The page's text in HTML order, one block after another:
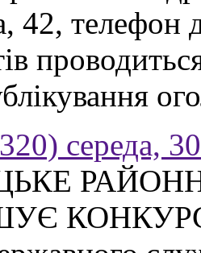
42, телефон
середа,
КОНКУРС